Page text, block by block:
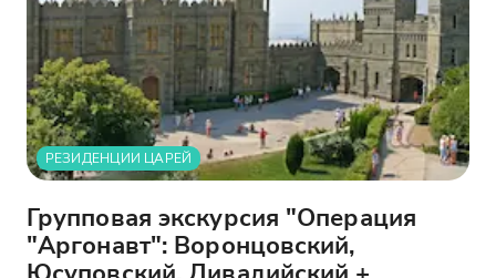
РЕЗИДЕНЦИИ ЦАРЕЙ
Групповая экскурсия "Операция
"Аргонавт": Воронцовский,
Юсуповский, Ливадийский +